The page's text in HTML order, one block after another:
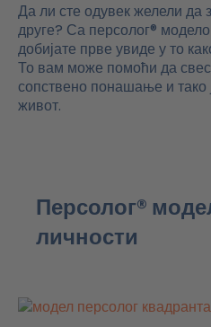
Да ли сте одувек желели да
друге? Са персолог®
добијате прве увиде у то
То вам може помоћи да
сопствено понашање и тако
живот.
Персолог®
личности